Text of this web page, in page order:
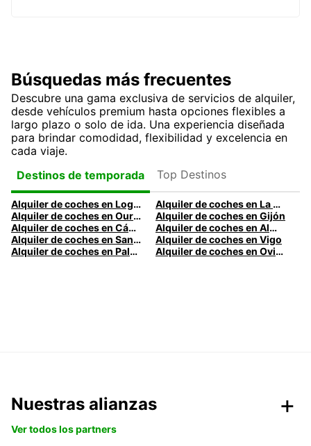
Búsquedas más frecuentes
Descubre una gama exclusiva de servicios de alquiler,
desde vehículos premium hasta opciones flexibles a
largo plazo o solo de ida. Una experiencia diseñada
para brindar comodidad, flexibilidad y excelencia en
cada viaje.
Destinos de temporada
Top Destinos
Alquiler de coches en Logroño
Alquiler de coches en La Coruña
Alquiler de coches en Ourense
Alquiler de coches en Gijón
Alquiler de coches en Cádiz
Alquiler de coches en Almería
Alquiler de coches en Santander
Alquiler de coches en Vigo
Alquiler de coches en Palma
Alquiler de coches en Oviedo
Nuestras alianzas
Ver todos los partners